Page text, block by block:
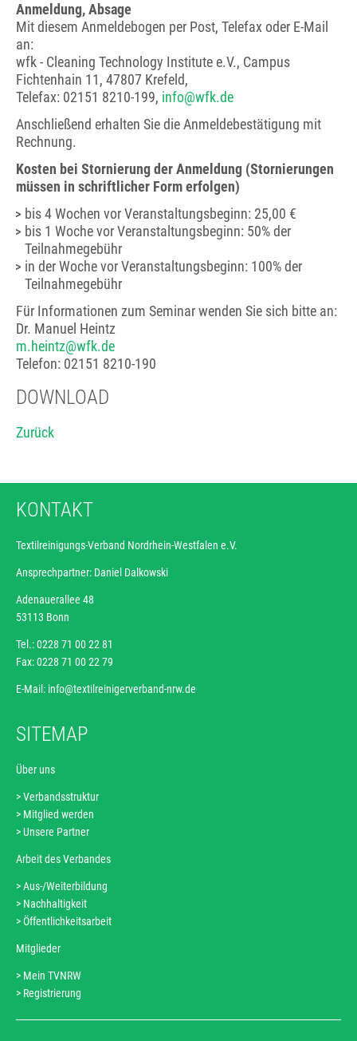
Anmeldung, Absage
Mit diesem Anmeldebogen per Post, Telefax oder E-Mail
an:
wfk - Cleaning Technology Institute e.V., Campus
Fichtenhain 11, 47807 Krefeld,
Telefax: 02151 8210-199, info@wfk.de
Anschließend erhalten Sie die Anmeldebestätigung mit
Rechnung.
Kosten bei Stornierung der Anmeldung (Stornierungen
müssen in schriftlicher Form erfolgen)
bis 4 Wochen vor Veranstaltungsbeginn: 25,00 €
bis 1 Woche vor Veranstaltungsbeginn: 50% der
Teilnahmegebühr
in der Woche vor Veranstaltungsbeginn: 100% der
Teilnahmegebühr
Für Informationen zum Seminar wenden Sie sich bitte an:
Dr. Manuel Heintz
m.heintz@wfk.de
Telefon: 02151 8210-190
DOWNLOAD
Zurück
KONTAKT
Textilreinigungs-Verband Nordrhein-Westfalen e.V.
Ansprechpartner: Daniel Dalkowski
Adenauerallee 48
53113 Bonn
Tel.: 0228 71 00 22 81
Fax: 0228 71 00 22 79
E-Mail: info@textilreinigerverband-nrw.de
SITEMAP
Über uns
Navigation
überspringen
Verbandsstruktur
Mitglied werden
Unsere Partner
Arbeit des Verbandes
Navigation
überspringen
Aus-/Weiterbildung
Nachhaltigkeit
Öffentlichkeitsarbeit
Mitglieder
Navigation
Mein TVNRW
Registrierung